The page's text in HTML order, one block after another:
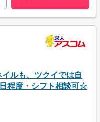
イルも、ツクイでは自
程度・シフト相談可☆